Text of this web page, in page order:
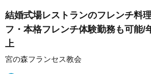
結婚式場レストランのフレンチ料
フ・本格フレンチ体験勤務も可能/
上
宮の森フランセス教会